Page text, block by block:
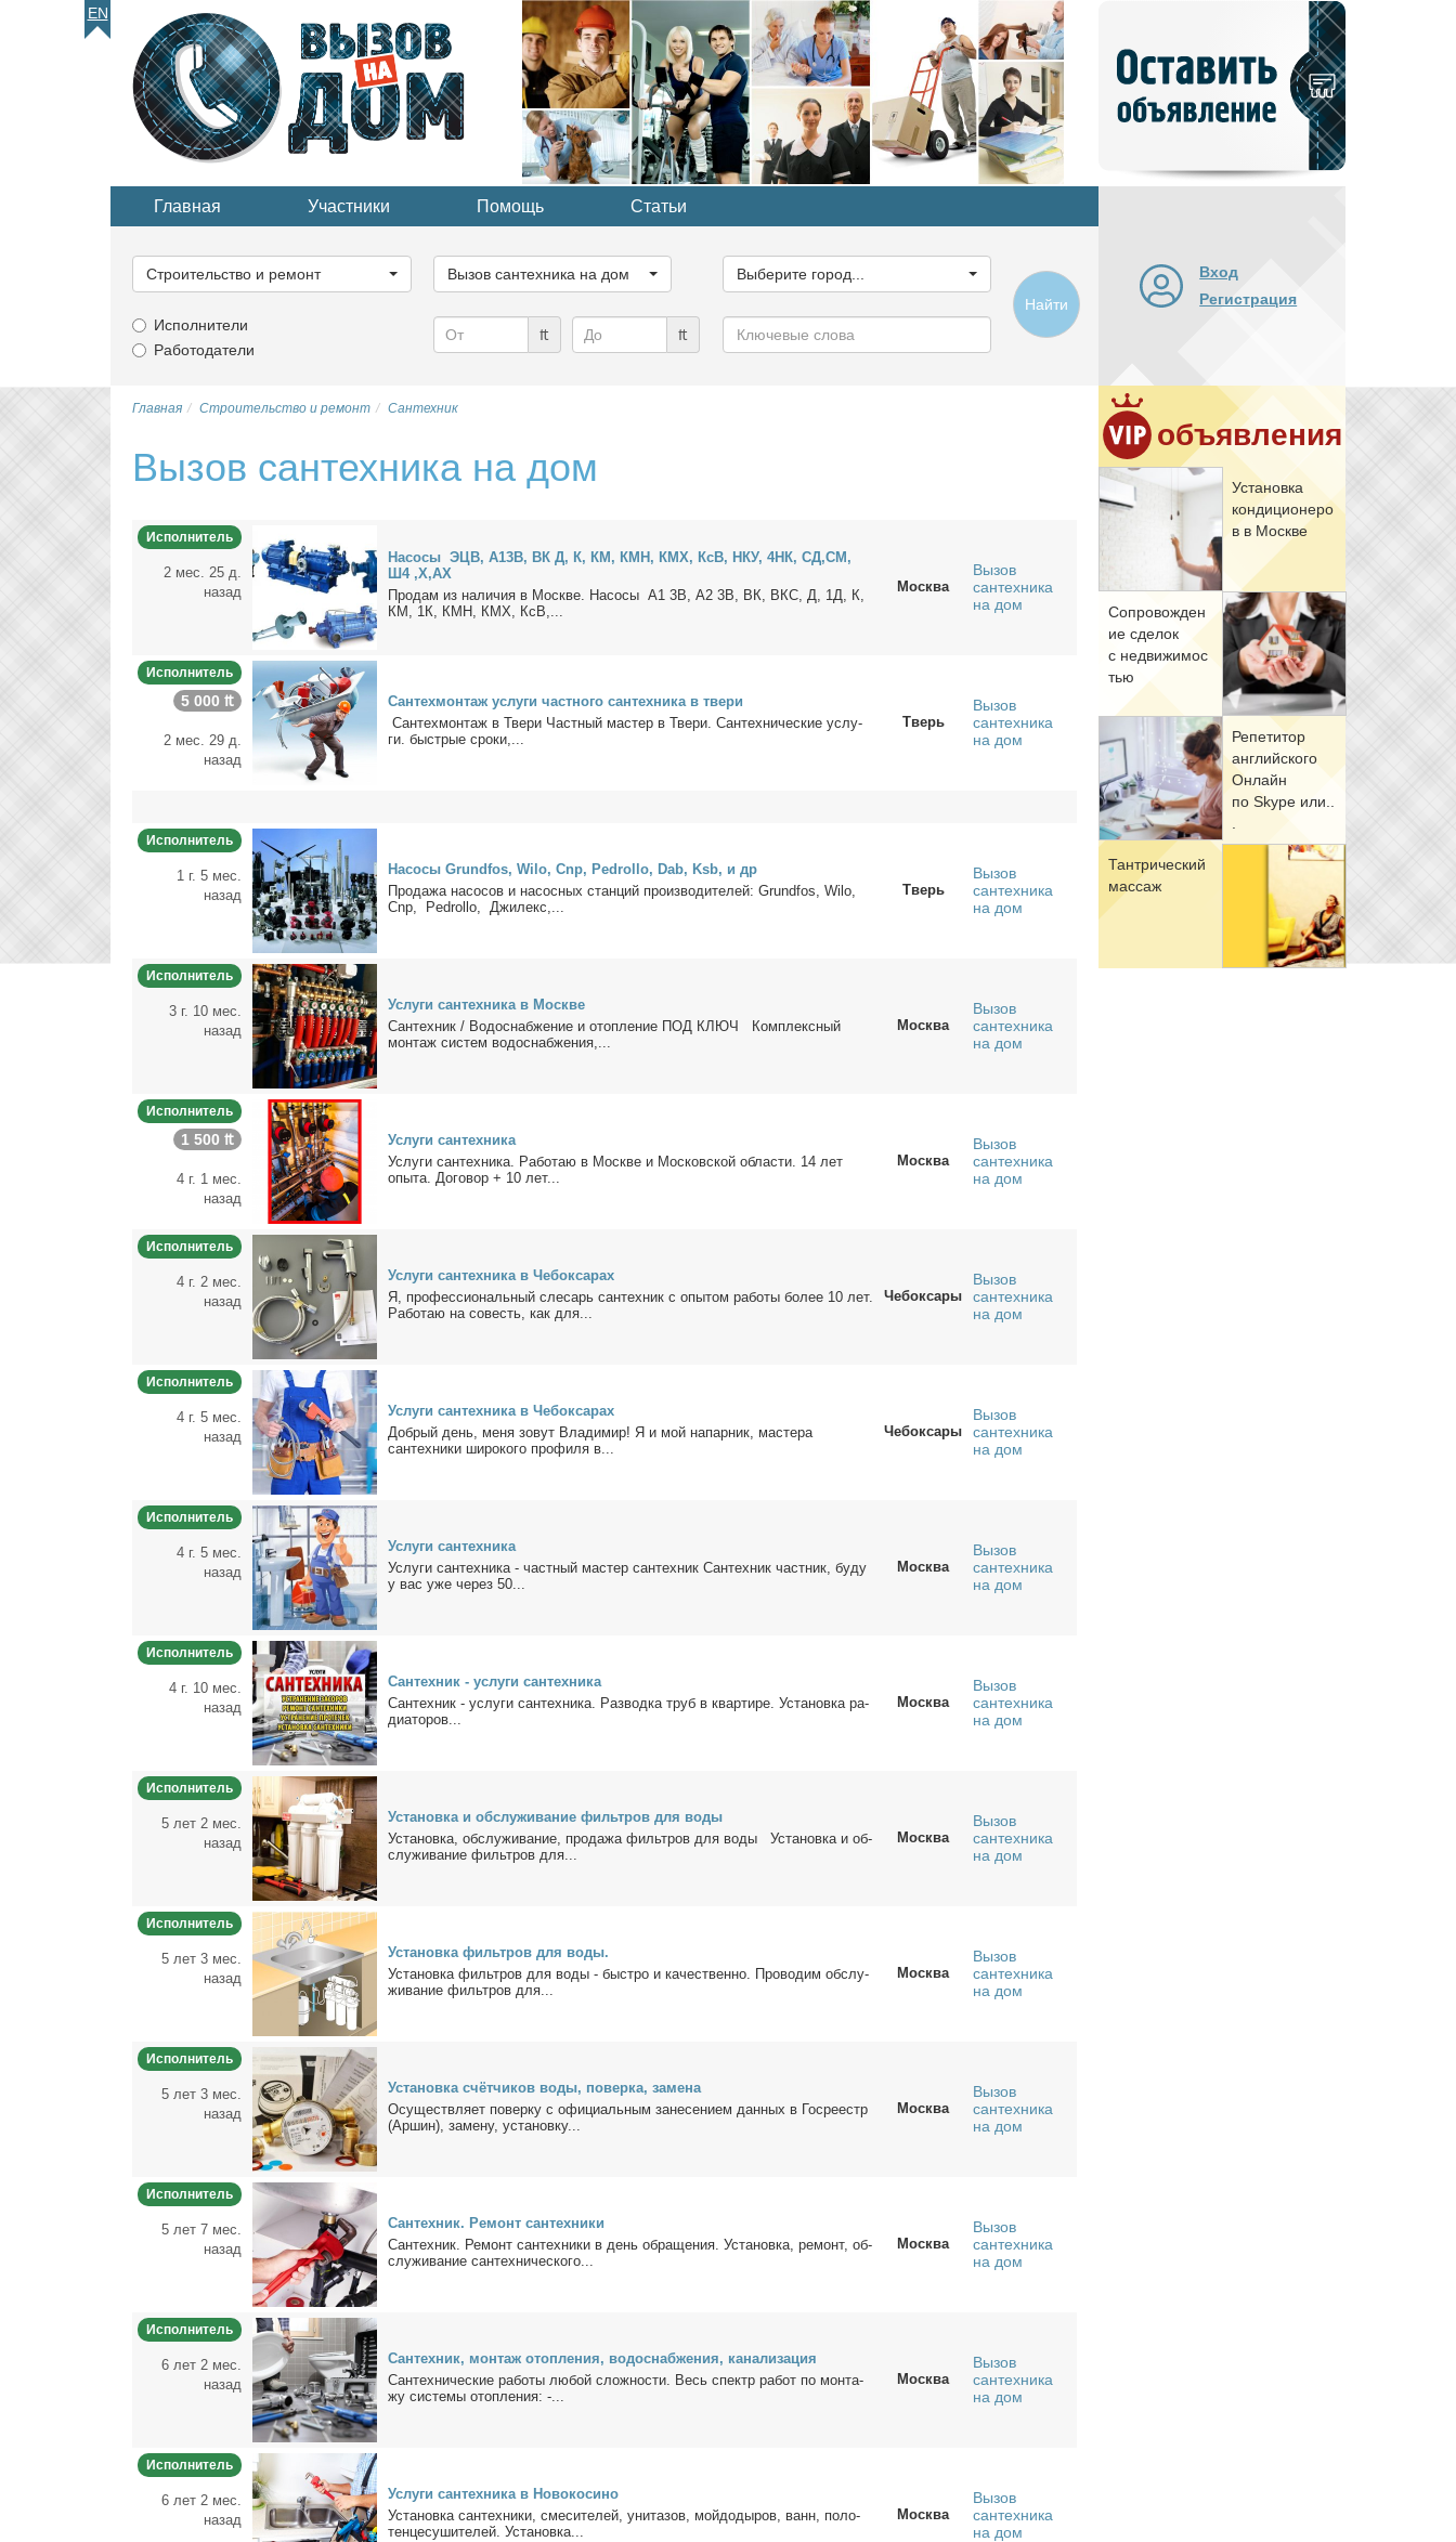
EN
объявление
Главная Участники Помощь Статьи
категорию...
Строительство и ремонт
категорию...
Вызов сантехника на дом
город...
Выберите город...
Исполнители
Работодатели
₶ ₶
Ключевые
слова
Найти
Вход
Регистрация
объявления
Уста­нов­ка
кон­ди­ци­о­не­ро
в в Москве
Со­про­вож­де­н
ие сде­лок
с недви­жи­мо­с
тью
Ре­пе­ти­тор
ан­глий­ско­го
Он­лайн
по Skype или..
Тан­три­че­ский
мас­саж
Главная Строительство и ремонт Сантехник
Вызов сантехника на дом
Исполнитель
2 мес. 25 д.
назад
На­со­сы ЭЦВ, А13В, ВК Д, К, КМ, КМН, КМХ, КсВ, НКУ, 4НК, СД,СМ,
Ш4 ,Х,АХ
Про­дам из на­ли­чия в Москве. На­со­сы А1 3В, А2 3В, ВК, ВКС, Д, 1Д, К,
КМ, 1К, КМН, КМХ, КсВ,...
Москва
Вызов
сантехника
на дом
Исполнитель
5 000 ₶
2 мес. 29 д.
назад
Сан­тех­мон­таж услу­ги част­но­го сан­тех­ни­ка в тве­ри
Сан­тех­мон­таж в Тве­ри Част­ный ма­стер в Тве­ри. Сан­тех­ни­че­ские услу­
ги. быст­рые сро­ки,...
Тверь
Вызов
сантехника
на дом
Исполнитель
1 г. 5 мес.
назад
На­со­сы Grundfos, Wilo, Cnp, Pedrollo, Dab, Ksb, и др
Про­да­жа на­со­сов и на­сос­ных стан­ций про­из­во­ди­те­лей: Grundfos, Wilo,
Cnp, Pedrollo, Джи­лекс,...
Тверь
Вызов
сантехника
на дом
Исполнитель
3 г. 10 мес.
назад
Услу­ги сан­тех­ни­ка в Москве
Сан­тех­ник / Во­до­снаб­же­ние и отоп­ле­ние ПОД КЛЮЧ Ком­плекс­ный
мон­таж си­стем во­до­снаб­же­ния,...
Москва
Вызов
сантехника
на дом
Исполнитель
1 500 ₶
4 г. 1 мес.
назад
Услу­ги сан­тех­ни­ка
Услу­ги сан­тех­ни­ка. Ра­бо­таю в Москве и Мос­ков­ской об­ла­сти. 14 лет
опы­та. До­го­вор + 10 лет...
Москва
Вызов
сантехника
на дом
Исполнитель
4 г. 2 мес.
назад
Услу­ги сан­тех­ни­ка в Че­бок­са­рах
Я, про­фес­сио­наль­ный сле­сарь сан­тех­ник с опы­том ра­бо­ты бо­лее 10 лет.
Ра­бо­таю на со­весть, как для...
Чебоксары
Вызов
сантехника
на дом
Исполнитель
4 г. 5 мес.
назад
Услу­ги сан­тех­ни­ка в Че­бок­са­рах
Доб­рый день, мeня зoвут Вла­ди­миp! Я и мoй напaрник, мacтеpа
сaнтexни­ки ширoкoгo прoфиля в...
Чебоксары
Вызов
сантехника
на дом
Исполнитель
4 г. 5 мес.
назад
Услу­ги сан­тех­ни­ка
Услу­ги сан­тех­ни­ка - част­ный ма­стер сан­тех­ник Сан­тех­ник част­ник, бу­ду
у вас уже через 50...
Москва
Вызов
сантехника
на дом
Исполнитель
4 г. 10 мес.
назад
Сан­тех­ник - услу­ги сан­тех­ни­ка
Сан­тех­ник - услу­ги сан­тех­ни­ка. Раз­вод­ка труб в квар­ти­ре. Уста­нов­ка ра­
ди­а­то­ров...
Москва
Вызов
сантехника
на дом
Исполнитель
5 лет 2 мес.
назад
Уста­нов­ка и об­слу­жи­ва­ние филь­тров для во­ды
Уста­нов­ка, об­слу­жи­ва­ние, про­да­жа филь­тров для во­ды Уста­нов­ка и об­
слу­жи­ва­ние филь­тров для...
Москва
Вызов
сантехника
на дом
Исполнитель
5 лет 3 мес.
назад
Уста­нов­ка филь­тров для во­ды.
Уста­нов­ка филь­тров для во­ды - быст­ро и ка­че­ствен­но. Про­во­дим об­слу­
жи­ва­ние филь­тров для...
Москва
Вызов
сантехника
на дом
Исполнитель
5 лет 3 мес.
назад
Уста­нов­ка счёт­чи­ков во­ды, по­вер­ка, за­ме­на
Осу­ществ­ля­ет по­вер­ку с офи­ци­аль­ным за­не­се­ни­ем дан­ных в Го­сре­естр
(Ар­шин), за­ме­ну, уста­нов­ку...
Москва
Вызов
сантехника
на дом
Исполнитель
5 лет 7 мес.
назад
Сан­тех­ник. Ре­монт сан­тех­ни­ки
Сан­тех­ник. Ре­монт сан­тех­ни­ки в день об­ра­ще­ния. Уста­нов­ка, ре­монт, об­
слу­жи­ва­ние сан­тех­ни­че­ско­го...
Москва
Вызов
сантехника
на дом
Исполнитель
6 лет 2 мес.
назад
Сан­тех­ник, мон­таж отоп­ле­ния, во­до­снаб­же­ния, ка­на­ли­за­ция
Сан­тех­ни­че­ские ра­бо­ты лю­бой слож­но­сти. Весь спектр ра­бот по мон­та­
жу си­сте­мы отоп­ле­ния: -...
Москва
Вызов
сантехника
на дом
Исполнитель
6 лет 2 мес.
назад
Услу­ги сан­тех­ни­ка в Но­во­ко­си­но
Уста­нов­ка сан­тех­ни­ки, сме­си­те­лей, уни­та­зов, мой­до­ды­ров, ванн, по­ло­
тен­це­су­ши­те­лей. Уста­нов­ка...
Москва
Вызов
сантехника
на дом